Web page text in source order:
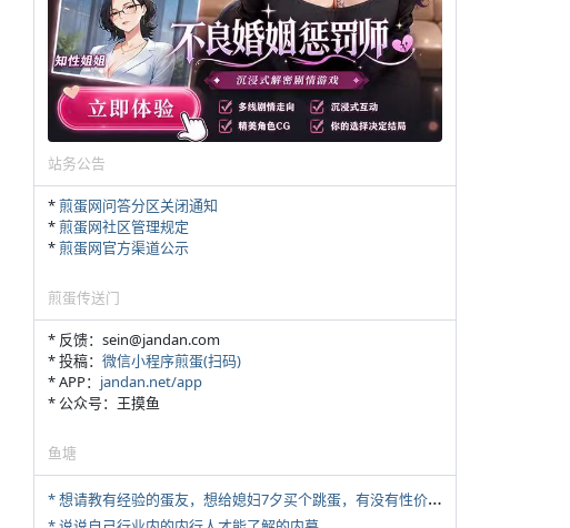
站务公告
*煎蛋网问答分区关闭通知
*煎蛋网社区管理规定
*煎蛋网官方渠道公示
煎蛋传送门
* 反馈：sein@jandan.com
* 投稿： 微信小程序煎蛋(扫码)
* APP： jandan.net/app
* 公众号：王摸鱼
鱼塘
*
想请教有经验的蛋友，想给媳妇7夕买个跳蛋，有没有性价比高的推荐